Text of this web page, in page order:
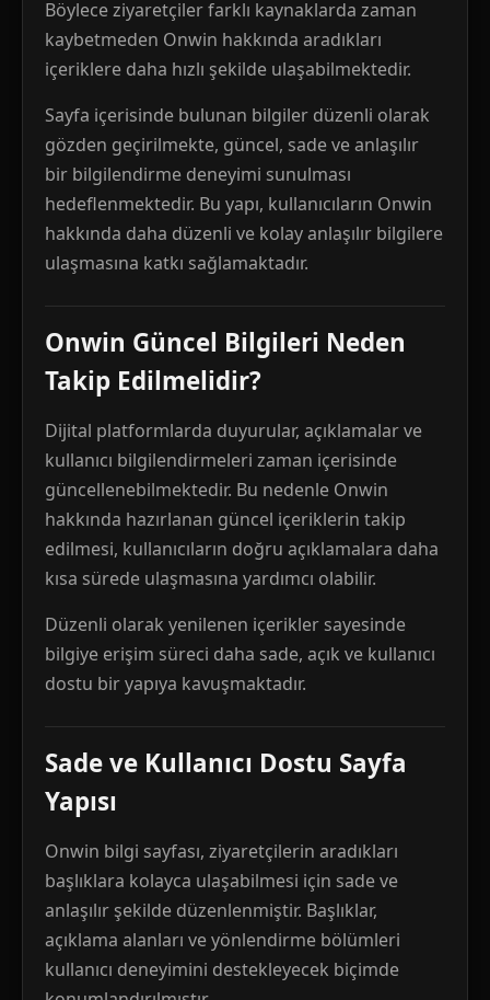
Böylece ziyaretçiler farklı kaynaklarda zaman
kaybetmeden Onwin hakkında aradıkları
içeriklere daha hızlı şekilde ulaşabilmektedir.
Sayfa içerisinde bulunan bilgiler düzenli olarak
gözden geçirilmekte, güncel, sade ve anlaşılır
bir bilgilendirme deneyimi sunulması
hedeflenmektedir. Bu yapı, kullanıcıların Onwin
hakkında daha düzenli ve kolay anlaşılır bilgilere
ulaşmasına katkı sağlamaktadır.
Onwin Güncel Bilgileri Neden
Takip Edilmelidir?
Dijital platformlarda duyurular, açıklamalar ve
kullanıcı bilgilendirmeleri zaman içerisinde
güncellenebilmektedir. Bu nedenle Onwin
hakkında hazırlanan güncel içeriklerin takip
edilmesi, kullanıcıların doğru açıklamalara daha
kısa sürede ulaşmasına yardımcı olabilir.
Düzenli olarak yenilenen içerikler sayesinde
bilgiye erişim süreci daha sade, açık ve kullanıcı
dostu bir yapıya kavuşmaktadır.
Sade ve Kullanıcı Dostu Sayfa
Yapısı
Onwin bilgi sayfası, ziyaretçilerin aradıkları
başlıklara kolayca ulaşabilmesi için sade ve
anlaşılır şekilde düzenlenmiştir. Başlıklar,
açıklama alanları ve yönlendirme bölümleri
kullanıcı deneyimini destekleyecek biçimde